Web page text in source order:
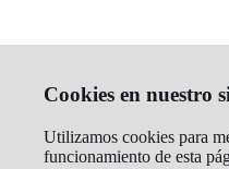
Cookies en nuestro
Utilizamos cookies para
funcionamiento de esta